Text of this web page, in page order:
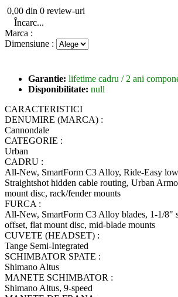
0,00 din 0 review-uri
Încarc...
Marca :
Dimensiune :
Garantie: lifetime cadru / 2 ani
Disponibilitate: null
CARACTERISTICI
DENUMIRE (MARCA) :
Cannondale
CATEGORIE :
Urban
CADRU :
All-New, SmartForm C3 Alloy, Ride-Easy
Straightshot hidden cable routing, Urban
mount disc, rack/fender mounts
FURCA :
All-New, SmartForm C3 Alloy blades, 1-1/8"
offset, flat mount disc, mid-blade mounts
CUVETE (HEADSET) :
Tange Semi-Integrated
SCHIMBATOR SPATE :
Shimano Altus
MANETE SCHIMBATOR :
Shimano Altus, 9-speed